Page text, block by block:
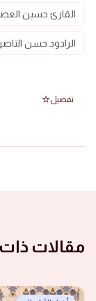
القارئ حسين
الرادود حسن
تفضيل
مقالات